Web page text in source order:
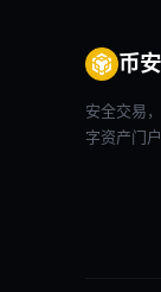
币安
安全交易
字资产门户